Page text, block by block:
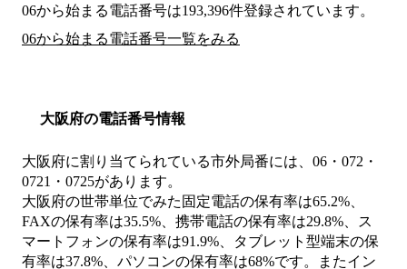
06から始まる電話番号は193,396件登録されています。
06から始まる電話番号一覧をみる
大阪府の電話番号情報
大阪府に割り当てられている市外局番には、06・072・
0721・0725があります。
大阪府の世帯単位でみた固定電話の保有率は65.2%、
FAXの保有率は35.5%、携帯電話の保有率は29.8%、ス
マートフォンの保有率は91.9%、タブレット型端末の保
有率は37.8%、パソコンの保有率は68%です。またイン